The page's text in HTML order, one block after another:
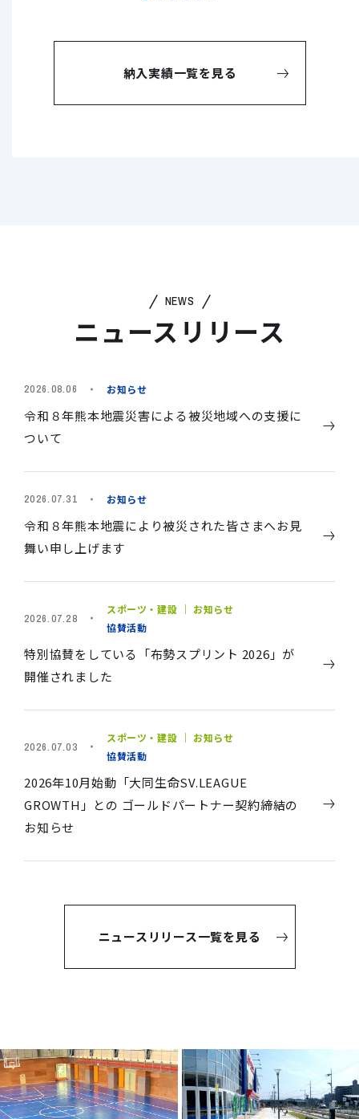
納入実績一覧を見る
NEWS
ニュースリリース
2026.08.06 お知らせ
令和８年熊本地震災害による被災地域への支援に
ついて
2026.07.31 お知らせ
令和８年熊本地震により被災された皆さまへお見
舞い申し上げます
2026.07.28
スポーツ・建設 ｜ お知らせ
協賛活動
特別協賛をしている「布勢スプリント 2026」が
開催されました
2026.07.03
スポーツ・建設 ｜ お知らせ
協賛活動
2026年10月始動「大同生命SV.LEAGUE
GROWTH」との ゴールドパートナー契約締結の
お知らせ
ニュースリリース一覧を見る